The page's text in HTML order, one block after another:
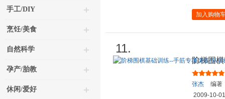
手工/DIY
烹饪/美食
自然科学
孕产/胎教
休闲/爱好
加入购物
11.
阶梯围
到5级)
张杰
编著
2009-10-01